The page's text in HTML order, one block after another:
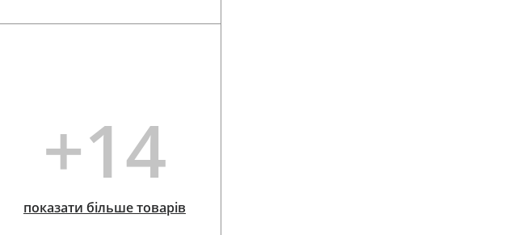
Додати у кошик
+14
показати більше товарів